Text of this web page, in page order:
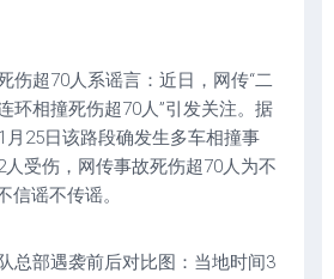
伤超70人系谣言：近日，网传“二
环相撞死伤超70人”引发关注。据
月25日该路段确发生多车相撞事
受伤，网传事故死伤超70人为不
信谣不传谣。
总部遇袭前后对比图：当地时间3